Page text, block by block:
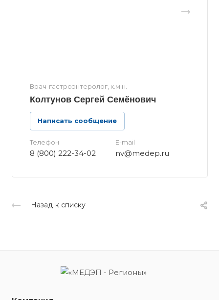
Врач-гастроэнтеролог, к.м.н.
Колтунов Сергей Семёнович
Написать сообщение
Телефон
8 (800) 222-34-02
E-mail
nv@medep.ru
Назад к списку